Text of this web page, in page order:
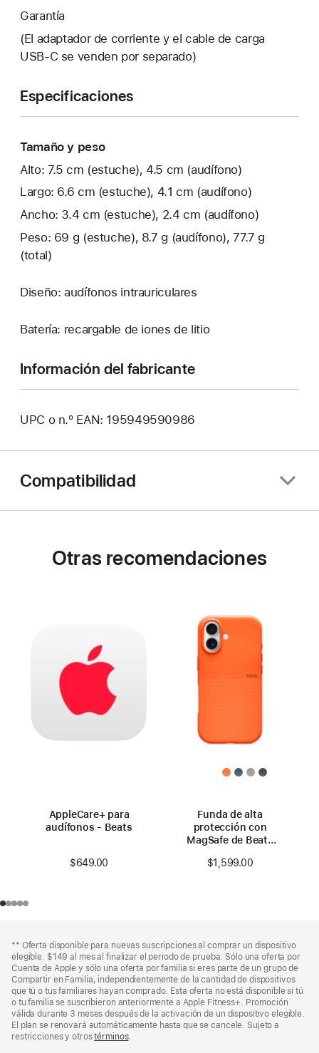
Garantía
(El adaptador de corriente y el cable de carga
USB‑C se venden por separado)
Especificaciones
Tamaño y peso
Alto: 7.5 cm (estuche), 4.5 cm (audífono)
Largo: 6.6 cm (estuche), 4.1 cm (audífono)
Ancho: 3.4 cm (estuche), 2.4 cm (audífono)
Peso: 69 g (estuche), 8.7 g (audífono), 77.7 g
(total)
Diseño: audífonos intrauriculares
Batería: recargable de iones de litio
Información del fabricante
UPC o n.º EAN: 195949590986
Compatibilidad
Otras recomendaciones
AppleCare+ para
audífonos - Beats
$649.00
Funda de alta
protección con
MagSafe de Beats
Control de la Cámara
$1,599.00
de
página
pie
de
página
** Oferta disponible para nuevas suscripciones al comprar un dispositivo
elegible. $149 al mes al finalizar el periodo de prueba. Sólo una oferta por
Cuenta de Apple y sólo una oferta por familia si eres parte de un grupo de
Compartir en Familia, independientemente de la cantidad de dispositivos
que tú o tus familiares hayan comprado. Esta oferta no está disponible si tú
o tu familia se suscribieron anteriormente a Apple Fitness+. Promoción
válida durante 3 meses después de la activación de un dispositivo elegible.
El plan se renovará automáticamente hasta que se cancele. Sujeto a
restricciones y otrostérminos.